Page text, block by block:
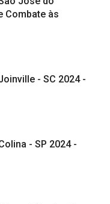
Combate às
- SC 2024 -
- SP 2024 -